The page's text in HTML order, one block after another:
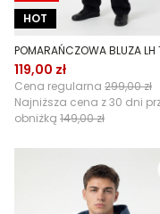
HOT
119,00 zł
Cena regularna 299,00 zł
Najniższa cena z 30 dni
obniżką 149,00 zł